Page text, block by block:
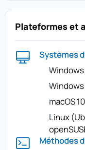
Plateformes et
Systèmes
Windows
macOS
Linux
Méthodes